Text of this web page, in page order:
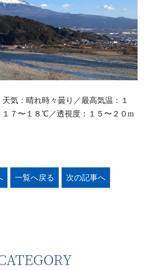
天気：晴れ時々曇り／最高気温：１
７〜１８℃／透視度：１５〜２０m
一覧へ戻る 次の記事へ